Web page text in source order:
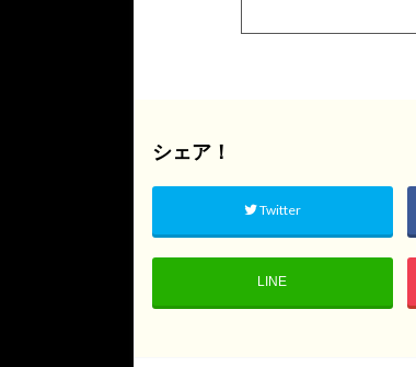
シェア！
Twitter
LINE